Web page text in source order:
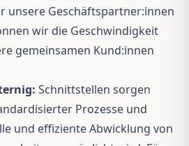
unsere Geschäftspartner:innen
wir die Geschwindigkeit
gemeinsamen Kund:innen
Schnittstellen sorgen
Prozesse und
und effiziente Abwicklung von